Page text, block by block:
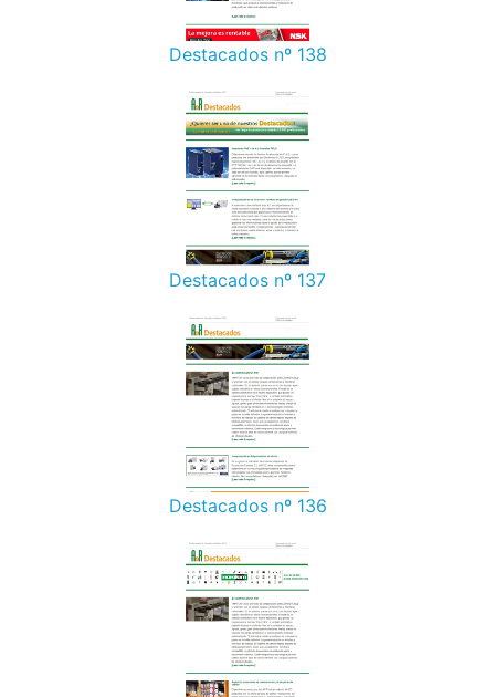
Destacados nº 138
Destacados nº 137
Destacados nº 136